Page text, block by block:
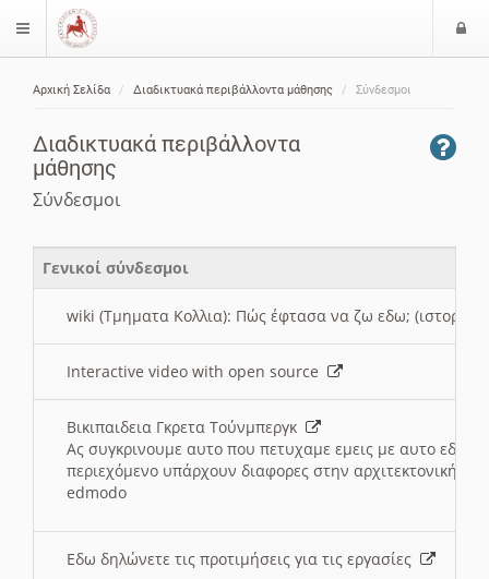
$langMenu
Αρχική Σελίδα Διαδικτυακά περιβάλλοντα μάθησης Σύνδεσμοι
Διαδικτυακά περιβάλλοντα
μάθησης
Σύνδεσμοι
Γενικοί σύνδεσμοι
wiki (Τμηματα Κολλια): Πώς έφτασα να ζω εδω; (ιστορια)
Interactive video with open source
Βικιπαιδεια Γκρετα Τούνμπεργκ
Ας συγκρινουμε αυτο που πετυχαμε εμεις με αυτο εδω
περιεχόμενο υπάρχουν διαφορες στην αρχιτεκτονική
edmodo
Εδω δηλώνετε τις προτιμήσεις για τις εργασίες